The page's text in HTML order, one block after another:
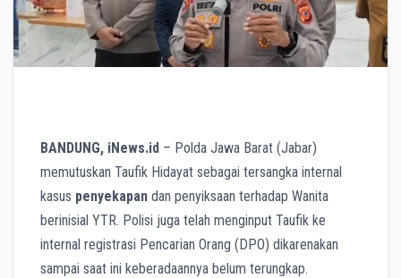
BANDUNG, iNews.id – Polda Jawa Barat (Jabar)
memutuskan Taufik Hidayat sebagai tersangka internal
kasus penyekapan dan penyiksaan terhadap Wanita
berinisial YTR. Polisi juga telah menginput Taufik ke
internal registrasi Pencarian Orang (DPO) dikarenakan
sampai saat ini keberadaannya belum terungkap.